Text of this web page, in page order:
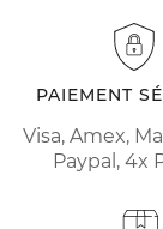
PAIEMENT
Visa, Amex,
Paypal, 4x